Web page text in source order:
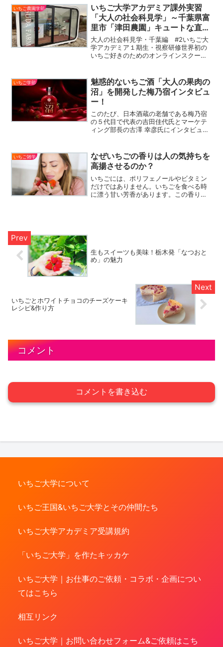
いちごを満喫できます。その上追加料⾦
なしで4種のいちご（実...
いちご農園学部
いちご大学アカデミア課外実習
「大人の社会科見学」～千葉県富
里市「津田農園」キュートな直売
所で購入できるおしゃれいちご
大人の社会科見学・千葉編 #2いちご大
学アカデミア１期生・視察研修世界初の
いちご好きのためのオンラインスクール
察研修に伺い、農場見学やいちごの設備
について学ばせていただ...
いちご学部
魅惑的ないちご酒「大人の果肉の
沼」を開発した梅乃宿インタビュ
ー！
このたび、日本酒蔵の老舗である梅乃宿
の５代目で代表の吉田佳代氏とマーケテ
ィング部長の古澤 幸彦氏にインタビュー
ちごのお酒「大人の果肉の沼」でした。
いつも美味しそうなビジ...
いちご雑学
なぜいちごの香りは人の気持ちを
高揚させるのか？
いちごには、ポリフェノールやビタミン
だけではありません。いちごを食べる時
に漂う甘い芳香があります。この香りを
生もスイーツも美味！栃木発「なつおと
め」の魅力
いちごとホワイトチョコのチーズケーキ
レシピ&作り方
コメント
コメントを書き込む
いちご大学について
いちご王国&いちご大学とその仲間たち
いちご大学アカデミア受講規約
「いちご大学」を作たキッカケ
いちご大学｜お仕事のご依頼・コラボ・企画につい
てはこちら
相互リンク
いちご大学｜お問い合わせフォーム&ご依頼はこち